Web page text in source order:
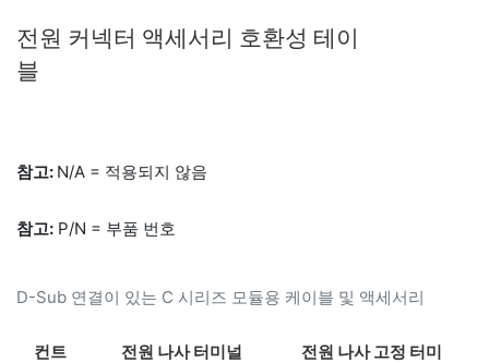
전원 커넥터 액세서리 호환성 테이
블
참고: N/A = 적용되지 않음
참고: P/N = 부품 번호
D-Sub 연결이 있는 C 시리즈 모듈용 케이블 및 액세서리
컨트
전원 나사 터미널
전원 나사 고정 터미